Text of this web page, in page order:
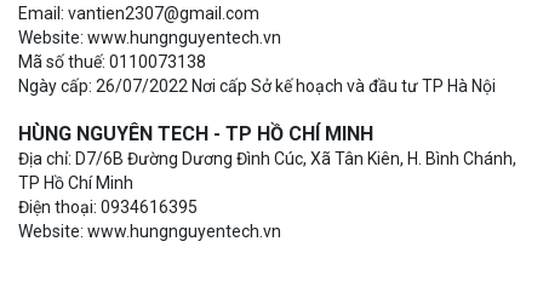
Email: vantien2307@gmail.com
Website: www.hungnguyentech.vn
Mã số thuế: 0110073138
Ngày cấp: 26/07/2022 Nơi cấp Sở kế hoạch và đầu tư TP Hà Nội
HÙNG NGUYÊN TECH - TP HỒ CHÍ MINH
Địa chỉ: D7/6B Đường Dương Đình Cúc, Xã Tân Kiên, H. Bình Chánh,
TP Hồ Chí Minh
Điện thoại: 0934616395
Website: www.hungnguyentech.vn